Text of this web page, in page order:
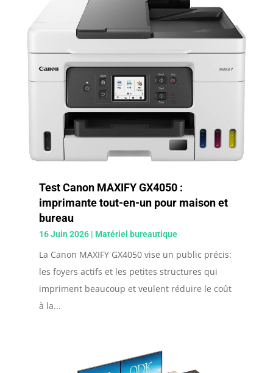
Test Canon MAXIFY GX4050 :
imprimante tout-en-un pour maison et
bureau
16 Juin 2026| Matériel bureautique
La Canon MAXIFY GX4050 vise un public précis:
les foyers actifs et les petites structures qui
impriment beaucoup et veulent réduire le coût
à la...